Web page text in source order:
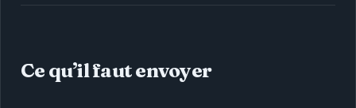
Ce qu’il faut envoyer